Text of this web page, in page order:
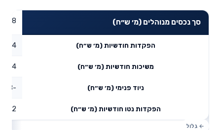
סך נכסים מנוהלים (מ׳ ש״ח)
הפקדות חודשיות (מ׳ ש״ח) 6.04
משיכות חודשיות (מ׳ ש״ח) 1.04
ניוד פנימי (מ׳ ש״ח) -2.48
הפקדות נטו חודשיות (מ׳ ש״ח) 2.52